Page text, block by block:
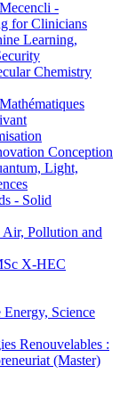
-
for Clinicians
Learning,
Chemistry
Conception
Light,
- Solid
Pollution and
X-HEC
Science
Renouvelables :
(Master)